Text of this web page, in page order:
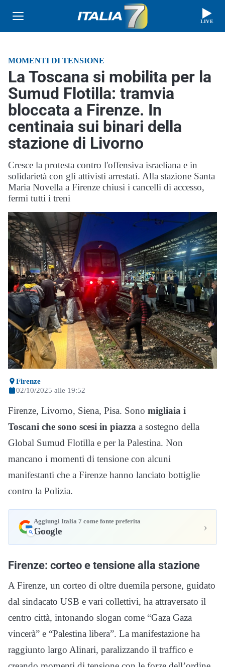
LIVE
MOMENTI DI TENSIONE
La Toscana si mobilita per la
Sumud Flotilla: tramvia
bloccata a Firenze. In
centinaia sui binari della
stazione di Livorno
Cresce la protesta contro l'offensiva israeliana e in
solidarietà con gli attivisti arrestati. Alla stazione Santa
Maria Novella a Firenze chiusi i cancelli di accesso,
fermi tutti i treni
Firenze
02/10/2025 alle 19:52
Firenze, Livorno, Siena, Pisa. Sono migliaia i
Toscani che sono scesi in piazza a sostegno della
Global Sumud Flotilla e per la Palestina. Non
mancano i momenti di tensione con alcuni
manifestanti che a Firenze hanno lanciato bottiglie
contro la Polizia.
Aggiungi Italia 7 come fonte preferita
Google ›
Firenze: corteo e tensione alla stazione
A Firenze, un corteo di oltre duemila persone, guidato
dal sindacato USB e vari collettivi, ha attraversato il
centro città, intonando slogan come “Gaza Gaza
vincerà” e “Palestina libera”. La manifestazione ha
raggiunto largo Alinari, paralizzando il traffico e